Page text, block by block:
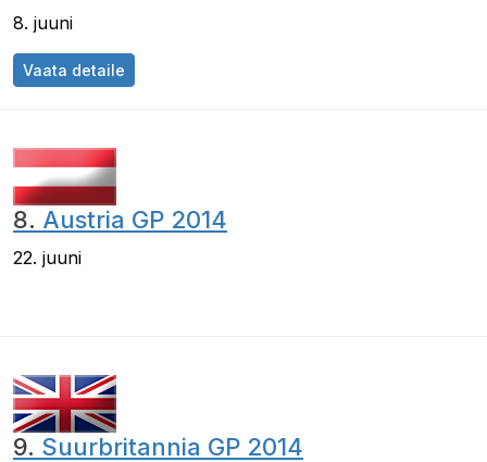
8. juuni
Vaata detaile
8. Austria GP 2014
22. juuni
9. Suurbritannia GP 2014